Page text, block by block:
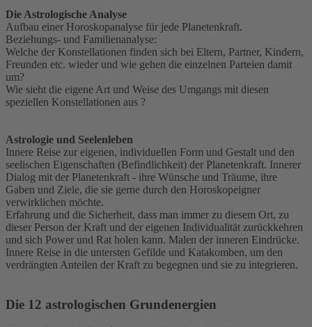
Die Astrologische Analyse
Aufbau einer Horoskopanalyse für jede Planetenkraft.
Beziehungs- und Familienanalyse:
Welche der Konstellationen finden sich bei Eltern, Partner, Kindern,
Freunden etc. wieder und wie gehen die einzelnen Parteien damit
um?
Wie sieht die eigene Art und Weise des Umgangs mit diesen
speziellen Konstellationen aus ?
Astrologie und Seelenleben
Innere Reise zur eigenen, individuellen Form und Gestalt und den
seelischen Eigenschaften (Befindlichkeit) der Planetenkraft. Innerer
Dialog mit der Planetenkraft - ihre Wünsche und Träume, ihre
Gaben und Ziele, die sie gerne durch den Horoskopeigner
verwirklichen möchte.
Erfahrung und die Sicherheit, dass man immer zu diesem Ort, zu
dieser Person der Kraft und der eigenen Individualität zurückkehren
und sich Power und Rat holen kann. Malen der inneren Eindrücke.
Innere Reise in die untersten Gefilde und Katakomben, um den
verdrängten Anteilen der Kraft zu begegnen und sie zu integrieren.
Die 12 astrologischen Grundenergien